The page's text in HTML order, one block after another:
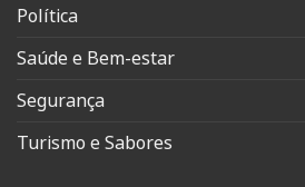
Política
Saúde e Bem-estar
Segurança
Turismo e Sabores